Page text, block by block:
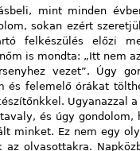
mint minden
sokan ezért
felkészülés előzi
is mondta: „Itt nem
vezet”. Úgy
és felemelő órákat
Ugyanazzal
és úgy gondolom,
minket. Ez nem egy
olvasottakra.